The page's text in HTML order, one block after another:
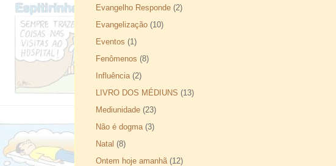
Evangelho Responde (2)
Evangelização (10)
Eventos (1)
Fenômenos (8)
Influência (2)
LIVRO DOS MÉDIUNS (13)
Mediunidade (23)
Não é dogma (3)
Natal (8)
Ontem hoje amanhã (12)